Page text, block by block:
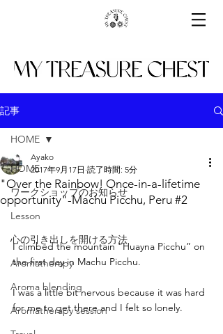
記事
HOME
ワークショップのお知らせ
Lesson
心の引き出しを開ける方法
Aromatherapy
Aroma blending
Aromatherapy session
HOME
"Over the Rainbow! Once-in-a-lifetime
opportunity"-Machu Picchu, Peru #2
Ayako
2017年9月17日 読了時間: 5分
I climbed the mountain “Huayna Picchu” on
the first day in Machu Picchu.
I was a little bit nervous because it was hard
for me to get there and I felt so lonely.